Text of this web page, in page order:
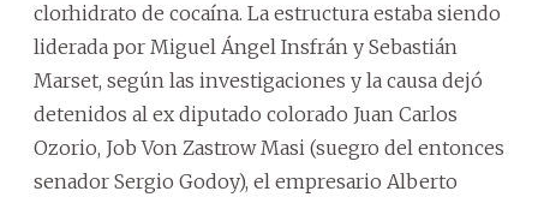
clorhidrato de cocaína. La estructura estaba siendo
liderada por Miguel Ángel Insfrán y Sebastián
Marset, según las investigaciones y la causa dejó
detenidos al ex diputado colorado Juan Carlos
Ozorio, Job Von Zastrow Masi (suegro del entonces
senador Sergio Godoy), el empresario Alberto